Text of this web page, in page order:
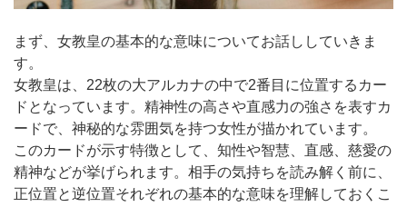
まず、女教皇の基本的な意味についてお話ししていきま
す。
女教皇は、22枚の大アルカナの中で2番目に位置するカー
ドとなっています。精神性の高さや直感力の強さを表すカ
ードで、神秘的な雰囲気を持つ女性が描かれています。
このカードが示す特徴として、知性や智慧、直感、慈愛の
精神などが挙げられます。相手の気持ちを読み解く前に、
正位置と逆位置それぞれの基本的な意味を理解しておくこ